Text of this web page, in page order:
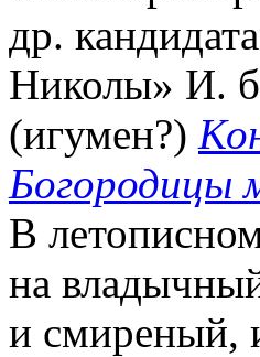
др.
Николы» И.
(игумен?)
Богородицы
В
на
и смиреный,